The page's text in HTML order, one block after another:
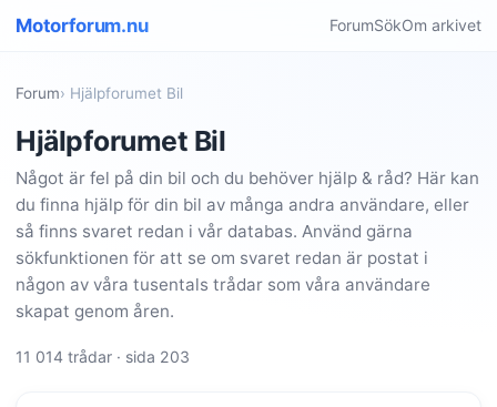
Motorforum.nu ForumSökOm arkivet
Forum› Hjälpforumet Bil
Hjälpforumet Bil
Något är fel på din bil och du behöver hjälp & råd? Här kan
du finna hjälp för din bil av många andra användare, eller
så finns svaret redan i vår databas. Använd gärna
sökfunktionen för att se om svaret redan är postat i
någon av våra tusentals trådar som våra användare
skapat genom åren.
11 014 trådar · sida 203